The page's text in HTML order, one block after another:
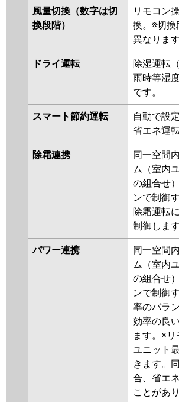
HRMP160K5
PKZX-
HRMP160KL4
PKZX-
ERMP160KL4
HRMP160KL3
PKZX-
ERMP160K3
PKZX-
ERMP160KL2
PKZX-HRMP160KZ
HRMP160KLZ
ERMP160KLZ
PKZX-
HRMP160KY
PKZX-
HRMP160KV
PKZX-
ERMP160KW
PKZX-ERMP160KV
ERMP160KLR
RPK-
GP160RSHP9
RPK-
GP160RHNP2
RPK-
GP160RSHP6
風量切換（数字は切
換段階）
リモコン
換。※切換
異なります
ドライ運転
除湿運転
雨時等湿
です。
スマート節約運転
自動で設
省エネ運転
除霜連携
同一空間
ム（室内
の組合せ
ンで制御
除霜運転
制御します
パワー連携
同一空間
ム（室内
の組合せ
ンで制御
率のバラ
効率の良
ます。※
ユニット
きます。
合、省エ
ことがあ